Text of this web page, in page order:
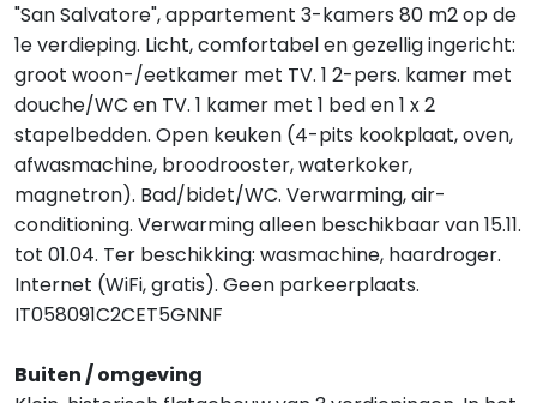
"San Salvatore", appartement 3-kamers 80 m2 op de
1e verdieping. Licht, comfortabel en gezellig ingericht:
groot woon-/eetkamer met TV. 1 2-pers. kamer met
douche/WC en TV. 1 kamer met 1 bed en 1 x 2
stapelbedden. Open keuken (4-pits kookplaat, oven,
afwasmachine, broodrooster, waterkoker,
magnetron). Bad/bidet/WC. Verwarming, air-
conditioning. Verwarming alleen beschikbaar van 15.11.
tot 01.04. Ter beschikking: wasmachine, haardroger.
Internet (WiFi, gratis). Geen parkeerplaats.
IT058091C2CET5GNNF
Buiten / omgeving